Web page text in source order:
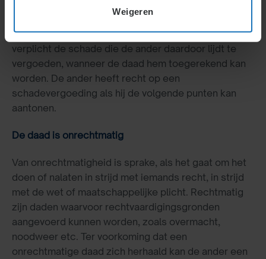
Weigeren
Daad, schade en vergoeding
Een persoon die een onrechtmatige daad pleegt, is
verplicht de schade die de ander daardoor lijdt te
vergoeden, wanneer de daad hem toegerekend kan
worden. De ander heeft recht op een
schadevergoeding als hij de volgende punten kan
aantonen.
De daad is onrechtmatig
Van onrechtmatigheid is sprake, als het gaat om het
doen of nalaten in strijd met iemands recht, in strijd
met de wet of maatschappelijke plicht. Rechtmatig
zijn daden waarvoor rechtvaardigingsgronden
aangevoerd kunnen worden, zoals overmacht,
noodweer etc. Ter voorkoming dat een
onrechtmatige daad zich herhaald kan de ander een